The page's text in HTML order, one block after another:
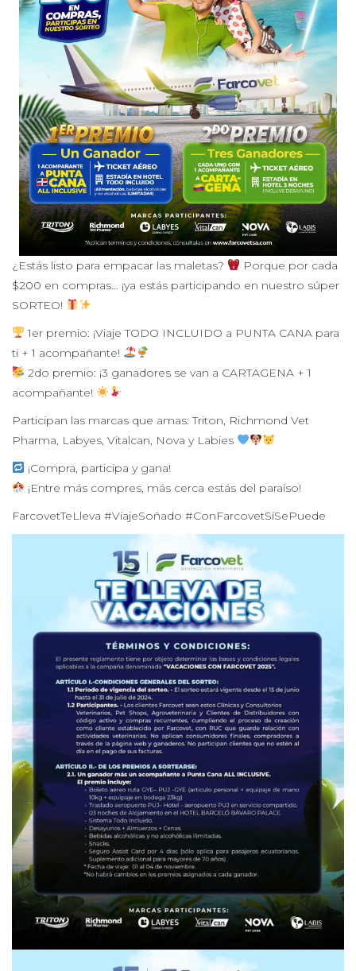
¿Estás listo para empacar las maletas?
Porque por cada
$200 en compras… ¡ya estás participando en nuestro súper
SORTEO!
1er premio: ¡Viaje TODO INCLUIDO a PUNTA CANA para
ti + 1 acompañante!
2do premio: ¡3 ganadores se van a CARTAGENA + 1
acompañante!
Participan las marcas que amas: Triton, Richmond Vet
Pharma, Labyes, Vitalcan, Nova y Labies
¡Compra, participa y gana!
¡Entre más compres, más cerca estás del paraíso!
FarcovetTeLleva #ViajeSoñado #ConFarcovetSíSePuede